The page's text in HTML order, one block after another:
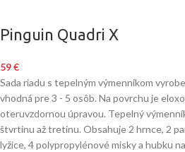
Pinguin Quadri X
59€
Sada riadu s tepelným výmenníkom
vhodná pre 3 - 5 osôb. Na povrchu je
oteruvzdornou úpravou. Tepelný
štvrtinu až tretinu. Obsahuje 2 hrnce, 2
lyžice, 4 polypropylénové misky a hubku